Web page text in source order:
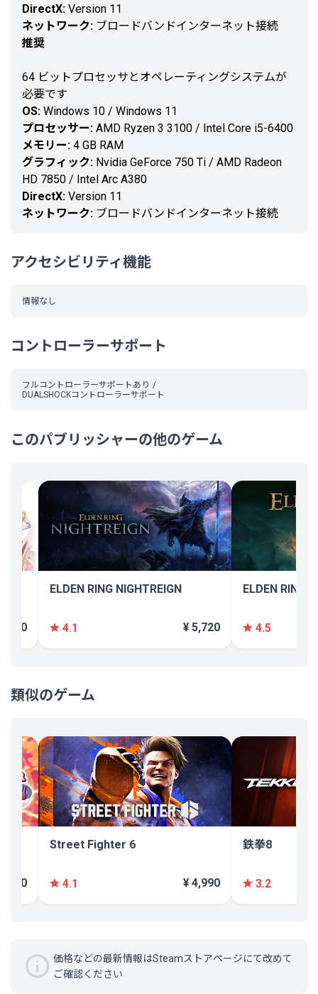
DirectX: Version 11
ネットワーク: ブロードバンドインターネット接続
推奨
64 ビットプロセッサとオペレーティングシステムが
必要です
OS: Windows 10 / Windows 11
プロセッサー: AMD Ryzen 3 3100 / Intel Core i5-6400
メモリー: 4 GB RAM
グラフィック: Nvidia GeForce 750 Ti / AMD Radeon
HD 7850 / Intel Arc A380
DirectX: Version 11
ネットワーク: ブロードバンドインターネット接続
アクセシビリティ機能
情報なし
コントローラーサポート
フルコントローラーサポートあり
DUALSHOCKコントローラーサポート
このパブリッシャーの他のゲーム
ELDEN RING NIGHTREIGN
4.1 ¥ 5,720
ELDEN RING
4.5
類似のゲーム
¥ 600
Street Fighter 6
4.1 ¥ 4,990
鉄拳8
3.2
価格などの最新情報はSteamストアページにて改めて
ご確認ください